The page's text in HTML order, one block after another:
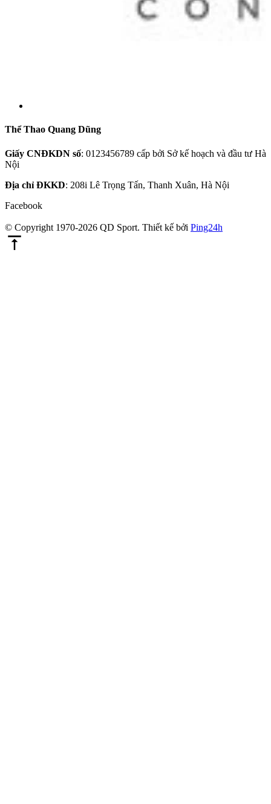
Thể Thao Quang Dũng
Giấy CNĐKDN số: 0123456789 cấp bởi Sở kế hoạch và đầu tư Hà
Nội
Địa chỉ ĐKKD: 208i Lê Trọng Tấn, Thanh Xuân, Hà Nội
Facebook
© Copyright 1970-2026 QD Sport. Thiết kế bởi Ping24h